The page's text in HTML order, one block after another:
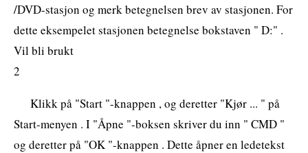
/DVD-stasjon og merk betegnelsen brev av stasjonen. For
dette eksempelet stasjonen betegnelse bokstaven " D:" .
Vil bli brukt
2
Klikk på "Start "-knappen , og deretter "Kjør ... " på
Start-menyen . I "Åpne "-boksen skriver du inn " CMD "
og deretter på "OK "-knappen . Dette åpner en ledetekst